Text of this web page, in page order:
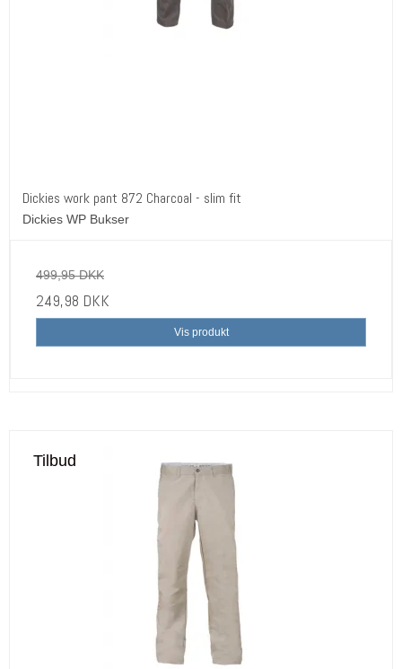
Dickies work pant 872 Charcoal - slim fit
Dickies WP Bukser
499,95 DKK
249,98 DKK
Vis produkt
Tilbud